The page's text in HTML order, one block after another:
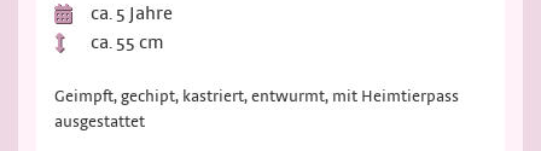
ca. 5 Jahre
ca. 55 cm
Geimpft, gechipt, kastriert, entwurmt, mit Heimtierpass
ausgestattet